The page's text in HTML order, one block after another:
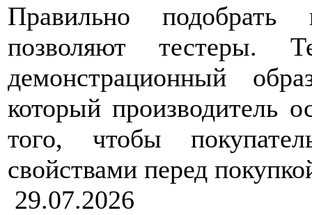
Правильно подобрать
позволяют тестеры.
демонстрационный
который производитель
того, чтобы
свойствами перед
29.07.2026